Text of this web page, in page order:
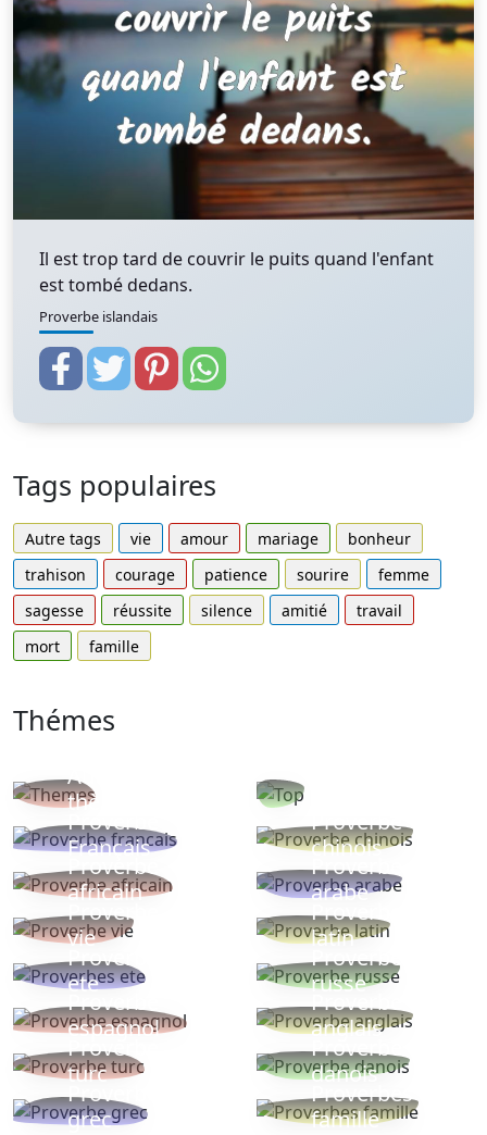
Il est trop tard de couvrir le puits quand l'enfant
est tombé dedans.
Proverbe islandais
Tags populaires
Autre tags vie amour mariage
bonheur
trahison
courage patience sourire
femme
sagesse
réussite silence amitié
travail
mort
famille
Thémes
Autres
thèmes
Proverbe
Français
Proverbe
chinois
Proverbe
africain
Proverbe
arabe
Proverbe
vie
Proverbe
latin
Proverbes
ete
Proverbe
russe
Proverbe
espagnol
Proverbe
anglais
Proverbe
turc
Proverbe
danois
Proverbe
grec
Proverbes
famille